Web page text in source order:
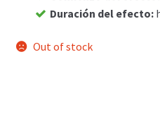
Duración del efecto:
Out of stock